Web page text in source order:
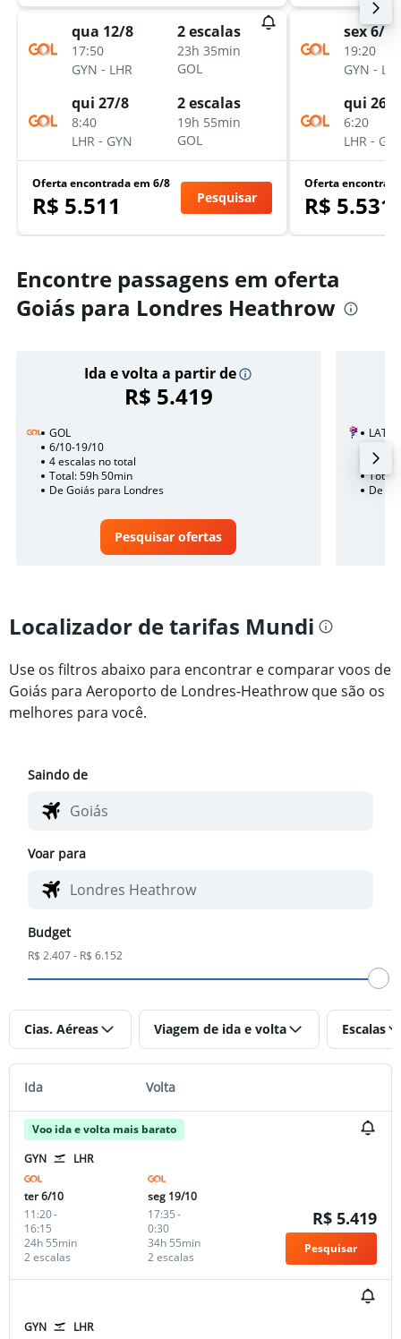
qua 12/8
17:50
GYN - LHR
2 escalas
23h 35min
GOL
qui 27/8
8:40
LHR - GYN
2 escalas
19h 55min
GOL
Oferta encontrada em 6/8
R$ 5.511 Pesquisar
sex 6/11
19:20
GYN -
qui 26/
6:20
LHR -
Oferta
R$ 5.531
Encontre passagens em oferta
Goiás para Londres Heathrow
Ida e volta a partir de
R$ 5.419
GOL
6/10-19/10
4 escalas no total
Total: 59h 50min
De Goiás para Londres
Pesquisar ofertas
24/11
1
Total:
De
Localizador de tarifas Mundi
Use os filtros abaixo para encontrar e comparar voos de
Goiás para Aeroporto de Londres-Heathrow que são os
melhores para você.
Saindo de
Voar para
Budget
R$ 2.407 - R$ 6.152
Cias. Aéreas Viagem de ida e volta Escalas
Ida Volta
Voo ida e volta mais barato
GYN
LHR
ter 6/10
11:20-
16:15
2 escalas
24h 55min
seg 19/10
17:35-
0:30
2 escalas
34h 55min
R$ 5.419
Pesquisar
GYN LHR